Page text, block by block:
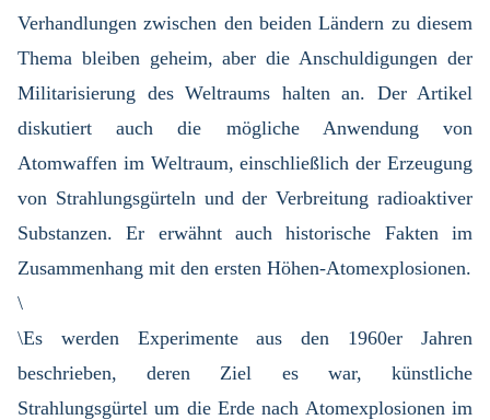
Verhandlungen zwischen den beiden Ländern zu diesem
Thema bleiben geheim, aber die Anschuldigungen der
Militarisierung des Weltraums halten an. Der Artikel
diskutiert auch die mögliche Anwendung von
Atomwaffen im Weltraum, einschließlich der Erzeugung
von Strahlungsgürteln und der Verbreitung radioaktiver
Substanzen. Er erwähnt auch historische Fakten im
Zusammenhang mit den ersten Höhen-Atomexplosionen.
\
\Es werden Experimente aus den 1960er Jahren
beschrieben, deren Ziel es war, künstliche
Strahlungsgürtel um die Erde nach Atomexplosionen im